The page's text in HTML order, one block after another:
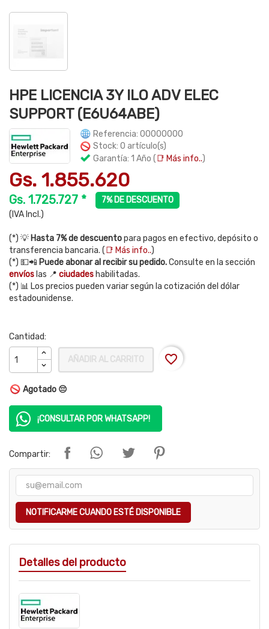
HPE LICENCIA 3Y ILO ADV ELEC
SUPPORT (E6U64ABE)
Referencia: 00000000
Stock: 0 artículo(s)
Garantía: 1 Año (📑 Más info..)
Gs. 1.855.620
Gs. 1.725.727 *
7% DE DESCUENTO
(IVA Incl.)
(*) 💡 Hasta 7% de descuentopara pagos en efectivo, depósito o
transferencia bancaria. (📑 Más info..)
(*) 💵📲 Puede abonar al recibir su pedido.Consulte en la sección
envíos las 📍 ciudades habilitadas.
(*) 📊 Los precios pueden variar según la cotización del dólar
estadounidense.
Cantidad:
AÑADIR AL CARRITO favorite_border
Agotado 😔
¡CONSULTAR POR WHATSAPP!
Compartir:
NOTIFICARME CUANDO ESTÉ DISPONIBLE
Detalles del producto